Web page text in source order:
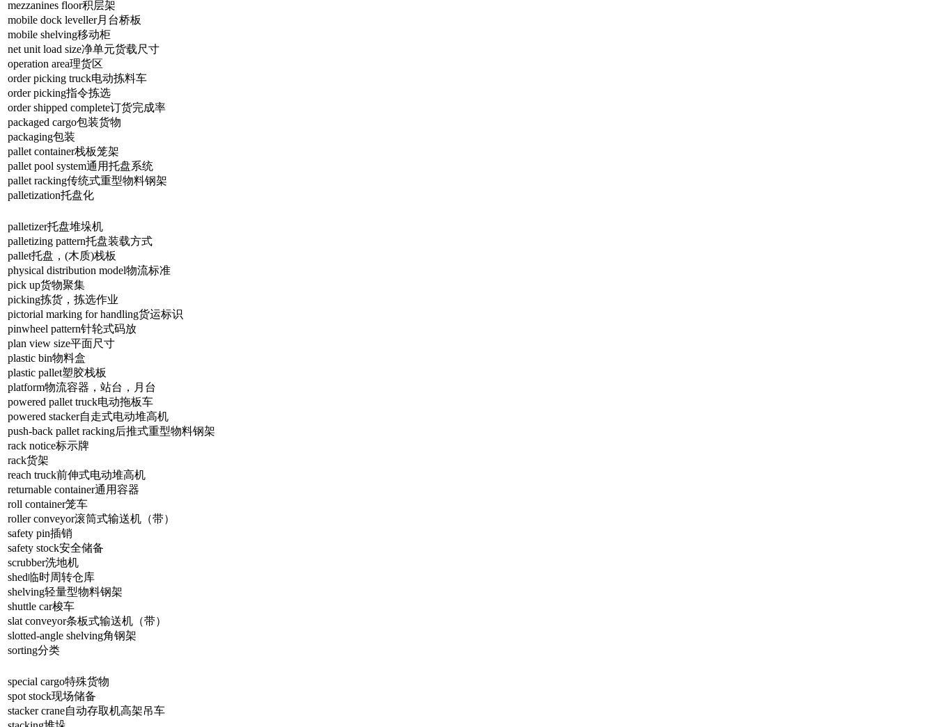
mezzanines floor积层架
mobile dock leveller月台桥板
mobile shelving移动柜
net unit load size净单元货载尺寸
operation area理货区
order picking truck电动拣料车
order picking指令拣选
order shipped complete订货完成率
packaged cargo包装货物
packaging包装
pallet container栈板笼架
pallet pool system通用托盘系统
pallet racking传统式重型物料钢架
palletization托盘化
palletizer托盘堆垛机
palletizing pattern托盘装载方式
pallet托盘，(木质)栈板
physical distribution model物流标准
pick up货物聚集
picking拣货，拣选作业
pictorial marking for handling货运标识
pinwheel pattern针轮式码放
plan view size平面尺寸
plastic bin物料盒
plastic pallet塑胶栈板
platform物流容器，站台，月台
powered pallet truck电动拖板车
powered stacker自走式电动堆高机
push-back pallet racking后推式重型物料钢架
rack notice标示牌
rack货架
reach truck前伸式电动堆高机
returnable container通用容器
roll container笼车
roller conveyor滚筒式输送机（带）
safety pin插销
safety stock安全储备
scrubber洗地机
shed临时周转仓库
shelving轻量型物料钢架
shuttle car梭车
slat conveyor条板式输送机（带）
slotted-angle shelving角钢架
sorting分类
special cargo特殊货物
spot stock现场储备
stacker crane自动存取机高架吊车